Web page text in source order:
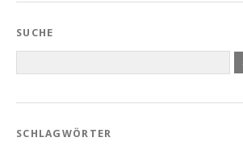
SUCHE
SCHLAGWÖRTER